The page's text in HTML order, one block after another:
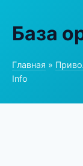
База
Главная »
Info